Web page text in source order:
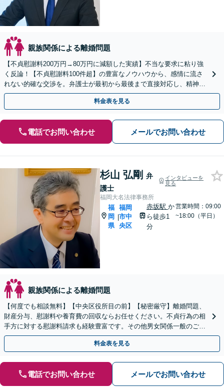
親族関係による離婚問題
【不貞慰謝料200万円→80万円に減額した実績】不当な要求に粘り強
く反論！【不貞慰謝料100件超】の豊富なノウハウから、感情に流さ
れない的確な交渉を。弁護士が最初から最後まで直接対応し、精神的
負担を軽減【休日・夜間相談可】
料金表を見る
電話でお問い合わせ メールでお問い合わせ
杉山 弘剛 弁
護士
インタビューを
見る
福岡大名法律事務所
福
岡
県
|
福岡
市中
央区
赤坂駅 か
ら徒歩1
分
営業時間：09:00
~18:00（平日）
親族関係による離婚問題
【何度でも相談無料】【中央区役所目の前】【秘密厳守】離婚問題、
財産分与、慰謝料や養育費の回収ならお任せください。不貞行為の相
手方に対する慰謝料請求も経験豊富です。その他男女関係一般のご相
談も。【天神駅徒歩5分】
料金表を見る
電話でお問い合わせ メールでお問い合わせ